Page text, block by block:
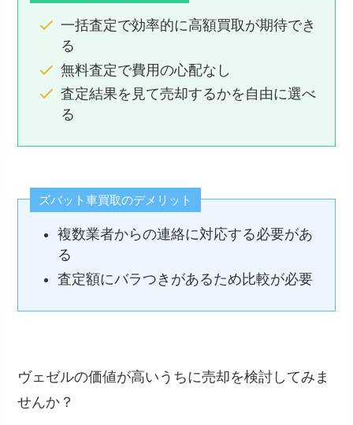
一括査定で効率的に高額買取が期待でき
る
無料査定で費用の心配なし
査定結果を見て売却するかを自由に選べ
る
ズバット車買取のデメリット
複数業者からの連絡に対応する必要があ
る
査定額にバラつきがあるため比較が必要
ヴェゼルの価値が高いうちに売却を検討してみま
せんか？